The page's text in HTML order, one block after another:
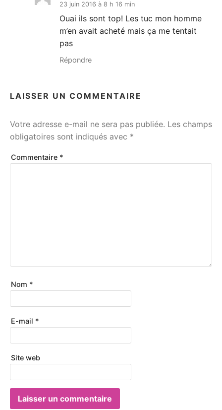
23 juin 2016 à 8 h 16 min
Ouai ils sont top! Les tuc mon homme
m’en avait acheté mais ça me tentait
pas
Répondre
LAISSER UN COMMENTAIRE
Votre adresse e-mail ne sera pas publiée. Les champs
obligatoires sont indiqués avec *
Commentaire *
Nom *
E-mail *
Site web